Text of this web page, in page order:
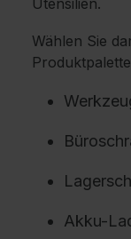
Wählen Sie
Akku-